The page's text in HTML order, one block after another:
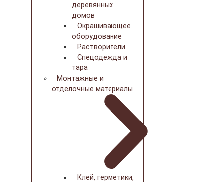
деревянных
домов
Окрашивающее
оборудование
Растворители
Спецодежда и
тара
Монтажные и
отделочные материалы
Клей, герметики,